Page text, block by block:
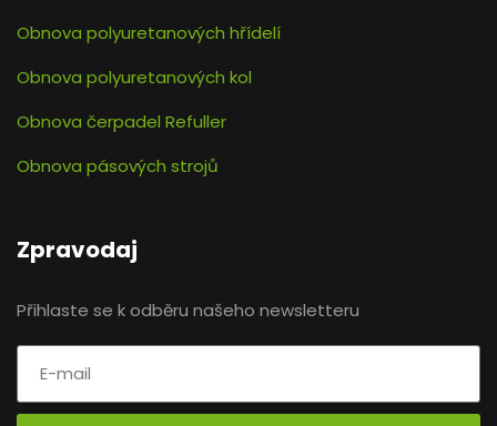
Obnova polyuretanových hřídelí
Obnova polyuretanových kol
Obnova čerpadel Refuller
Obnova pásových strojů
Zpravodaj
Přihlaste se k odběru našeho newsletteru